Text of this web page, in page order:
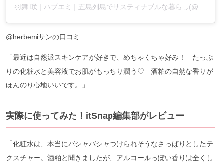
@herbemiサンの口コミ
「最近は自然派スキンケアが好きで、めちゃくちゃ好み！ たっぷ
りの化粧水と美容液でお肌がもっちり潤う♡ 酒粕の自然な香りが
ほんのり心地いいです。」
実際に使ってみた！itSnap編集部がレビュー
「化粧水は、本当にバシャバシャつけられそうなさっぱりとしたテ
クスチャー。酒粕と聞きましたが、アルコールっぽい香りは全くし